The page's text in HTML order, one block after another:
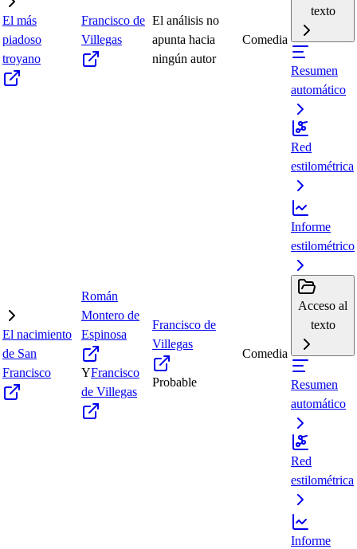
El más
piadoso
troyano
Francisco de
Villegas
El análisis no
apunta hacia
ningún autor
Comedia
texto
Resumen
automático
Red
estilométrica
El nacimiento
de San
Francisco
Román
Montero de
Espinosa
YFrancisco
de Villegas
Francisco de
Villegas
Probable
Comedia
Informe
estilométrico
Acceso al
texto
Resumen
automático
Red
estilométrica
Informe